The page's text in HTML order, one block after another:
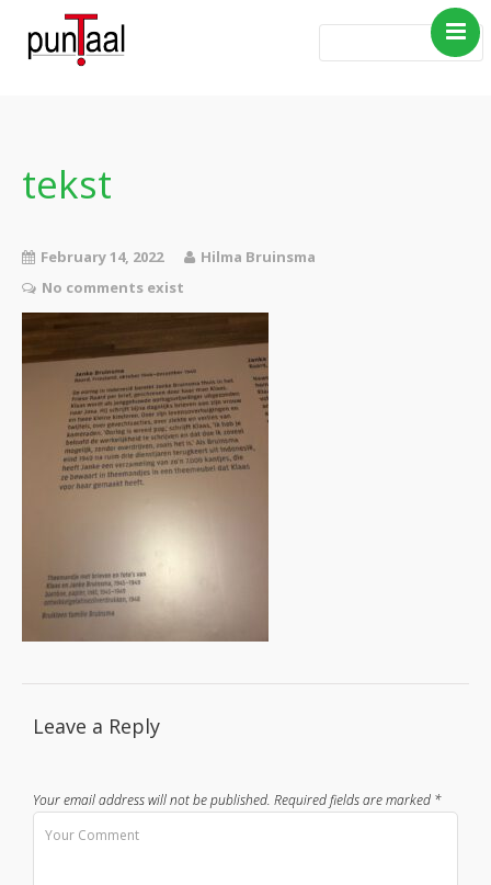
Boeken
Gedichten
Contact
tekst
February 14, 2022
Hilma Bruinsma
No comments exist
Leave a Reply
Your email address will not be published. Required fields are marked *